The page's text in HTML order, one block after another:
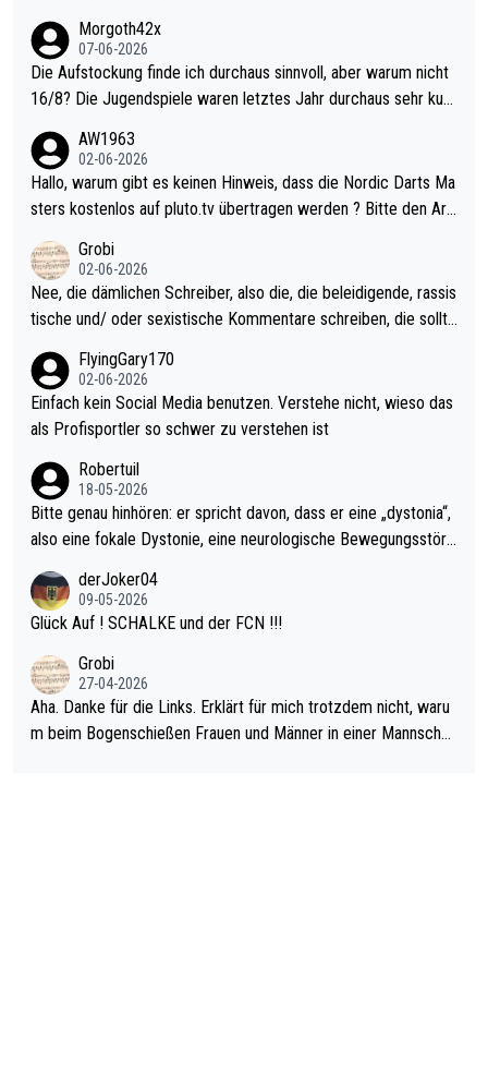
Morgoth42x
07-06-2026
Die Aufstockung finde ich durchaus sinnvoll, aber warum nicht
16/8? Die Jugendspiele waren letztes Jahr durchaus sehr kurz
Allerdings ist Mitchell Lawrie als Nummer 1 der Welt eh qualifi
ziert. Somit ändert die automatische Qualifikation des Weltmei
sters erstmal nichts. Ich denke sie wollen damit für nächstes J
ohl wenig WDF Turniere spielen. Dies war bei Archie Self letzt
es Jahr der Fall. Er musste als amtierender Weltmeister durch
den Qualifier und ich glaube kaum, dass Mitchel sich das (in Ve
gas) antun würde, wenn er doch eigentlich die PDC-WM als Zi
el hat.
AW1963
02-06-2026
Hallo, warum gibt es keinen Hinweis, dass die Nordic Darts Ma
sters kostenlos auf pluto.tv übertragen werden ? Bitte den Arti
Grobi
02-06-2026
Nee, die dämlichen Schreiber, also die, die beleidigende, rassis
tische und/ oder sexistische Kommentare schreiben, die sollte
s Leben in den Griff kriegen. Nur eins wundert mich: Luke Little
r war doch neulich erst derjenige, der über Social Media GvV p
rovoziert hat. Und Littlers Mutter schießt öfters mal gegen Ric
FlyingGary170
02-06-2026
Einfach kein Social Media benutzen. Verstehe nicht, wieso das
als Profisportler so schwer zu verstehen ist
Robertuil
18-05-2026
Bitte genau hinhören: er spricht davon, dass er eine „dystonia“,
also eine fokale Dystonie, eine neurologische Bewegungsstöru
erden, im Arm hat. Und, dass Medikamente ihm helfen! Ich glau
be immer noch, dass sehr viele der Dartits-Fälle fälschlich psy
diese könnten teils wirksam behandelt werden! Dafür müsste
man nur zum Neurologen und nicht zum Mentaltrainer gehen…
derJoker04
09-05-2026
Glück Auf ! SCHALKE und der FCN !!!
Grobi
27-04-2026
Aha. Danke für die Links. Erklärt für mich trotzdem nicht, waru
m beim Bogenschießen Frauen und Männer in einer Mannschaf